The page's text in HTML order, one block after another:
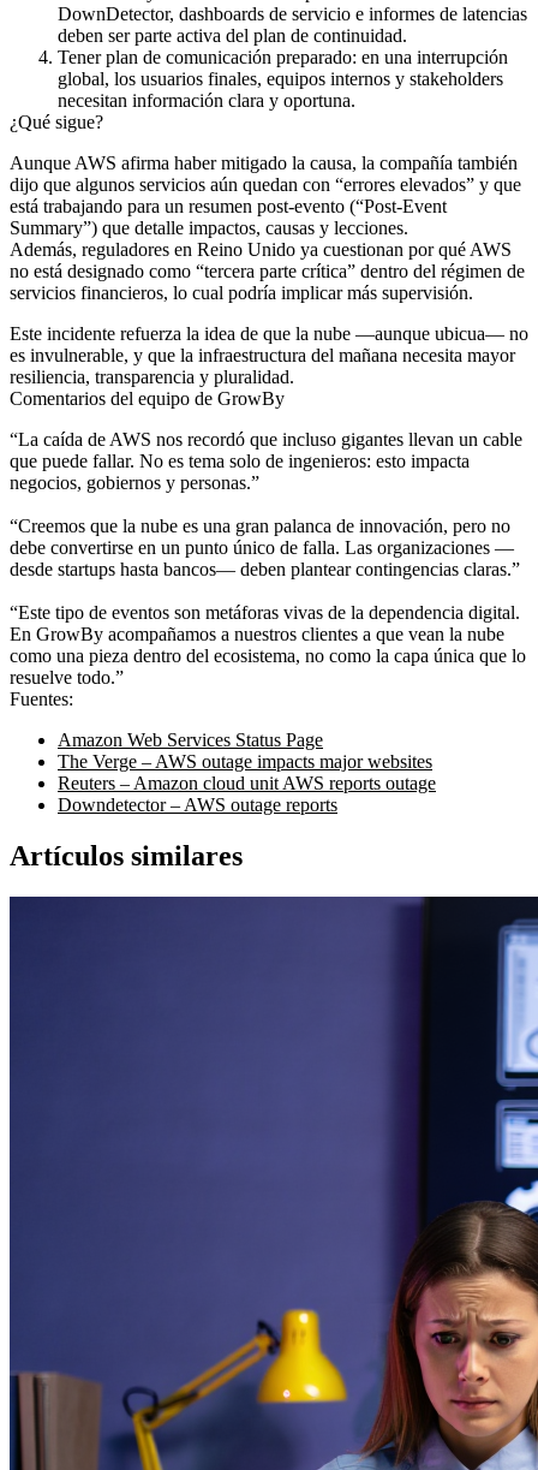
Diseño digital
DownDetector, dashboards de servicio e informes de latencias
deben ser parte activa del plan de continuidad.
Tener plan de comunicación preparado: en una interrupción
global, los usuarios finales, equipos internos y stakeholders
necesitan información clara y oportuna.
¿Qué sigue?
Aunque AWS afirma haber mitigado la causa, la compañía también
dijo que algunos servicios aún quedan con “errores elevados” y que
está trabajando para un resumen post-evento (“Post-Event
Summary”) que detalle impactos, causas y lecciones.
Además, reguladores en Reino Unido ya cuestionan por qué AWS
no está designado como “tercera parte crítica” dentro del régimen de
servicios financieros, lo cual podría implicar más supervisión.
Este incidente refuerza la idea de que la nube —aunque ubicua— no
es invulnerable, y que la infraestructura del mañana necesita mayor
resiliencia, transparencia y pluralidad.
Comentarios del equipo de GrowBy
“La caída de AWS nos recordó que incluso gigantes llevan un cable
que puede fallar. No es tema solo de ingenieros: esto impacta
negocios, gobiernos y personas.”
“Creemos que la nube es una gran palanca de innovación, pero no
debe convertirse en un punto único de falla. Las organizaciones —
desde startups hasta bancos— deben plantear contingencias claras.”
“Este tipo de eventos son metáforas vivas de la dependencia digital.
En GrowBy acompañamos a nuestros clientes a que vean la nube
como una pieza dentro del ecosistema, no como la capa única que lo
resuelve todo.”
Fuentes:
Amazon Web Services Status Page
The Verge – AWS outage impacts major websites
Reuters – Amazon cloud unit AWS reports outage
Downdetector – AWS outage reports
Artículos similares